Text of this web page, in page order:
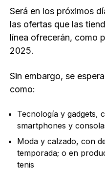
Será en los próximos
las ofertas que las
línea ofrecerán, como
2025.
Sin embargo, se
como:
Tecnología y gadgets,
smartphones y
Moda y calzado, con
temporada; o en
tenis